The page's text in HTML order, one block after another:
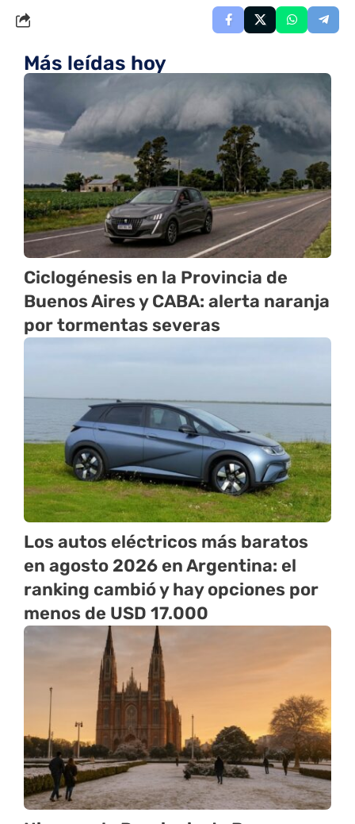
Más leídas hoy
Ciclogénesis en la Provincia de
Buenos Aires y CABA: alerta naranja
por tormentas severas
Los autos eléctricos más baratos
en agosto 2026 en Argentina: el
ranking cambió y hay opciones por
menos de USD 17.000